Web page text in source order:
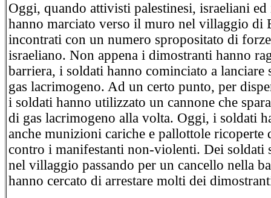
Oggi, quando attivisti palestinesi, israeliani
hanno marciato verso il muro nel villaggio di
incontrati con un numero spropositato di
israeliano. Non appena i dimostranti hanno
barriera, i soldati hanno cominciato a lanciare
gas lacrimogeno. Ad un certo punto, per
i soldati hanno utilizzato un cannone che
di gas lacrimogeno alla volta. Oggi, i soldati
anche munizioni cariche e pallottole ricoperte
contro i manifestanti non-violenti. Dei soldati
nel villaggio passando per un cancello nella
hanno cercato di arrestare molti dei